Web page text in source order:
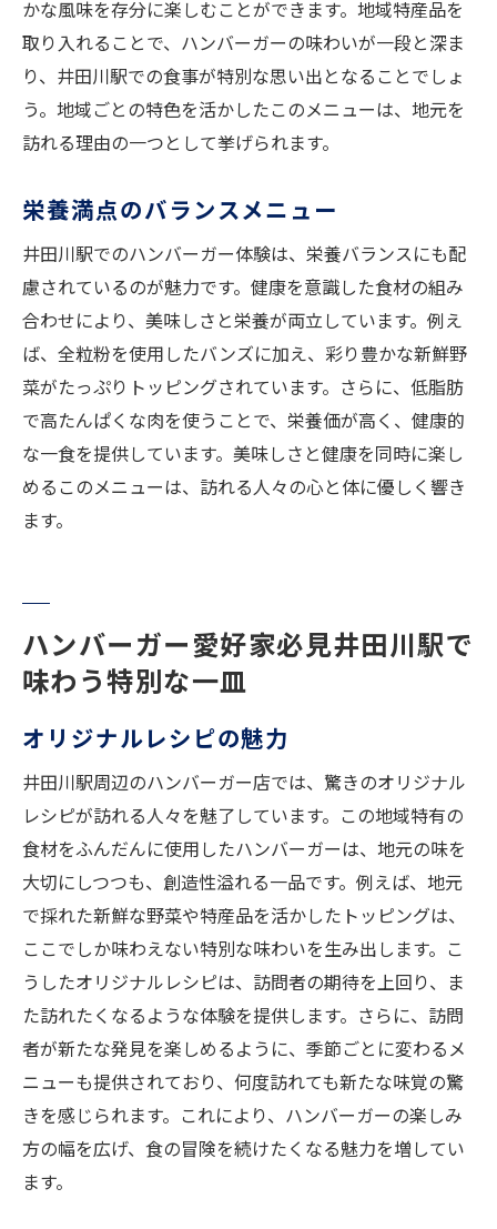
かな風味を存分に楽しむことができます。地域特産品を
取り入れることで、ハンバーガーの味わいが一段と深ま
り、井田川駅での食事が特別な思い出となることでしょ
う。地域ごとの特色を活かしたこのメニューは、地元を
訪れる理由の一つとして挙げられます。
栄養満点のバランスメニュー
井田川駅でのハンバーガー体験は、栄養バランスにも配
慮されているのが魅力です。健康を意識した食材の組み
合わせにより、美味しさと栄養が両立しています。例え
ば、全粒粉を使用したバンズに加え、彩り豊かな新鮮野
菜がたっぷりトッピングされています。さらに、低脂肪
で高たんぱくな肉を使うことで、栄養価が高く、健康的
な一食を提供しています。美味しさと健康を同時に楽し
めるこのメニューは、訪れる人々の心と体に優しく響き
ます。
ハンバーガー愛好家必見井田川駅で
味わう特別な一皿
オリジナルレシピの魅力
井田川駅周辺のハンバーガー店では、驚きのオリジナル
レシピが訪れる人々を魅了しています。この地域特有の
食材をふんだんに使用したハンバーガーは、地元の味を
大切にしつつも、創造性溢れる一品です。例えば、地元
で採れた新鮮な野菜や特産品を活かしたトッピングは、
ここでしか味わえない特別な味わいを生み出します。こ
うしたオリジナルレシピは、訪問者の期待を上回り、ま
た訪れたくなるような体験を提供します。さらに、訪問
者が新たな発見を楽しめるように、季節ごとに変わるメ
ニューも提供されており、何度訪れても新たな味覚の驚
きを感じられます。これにより、ハンバーガーの楽しみ
方の幅を広げ、食の冒険を続けたくなる魅力を増してい
ます。